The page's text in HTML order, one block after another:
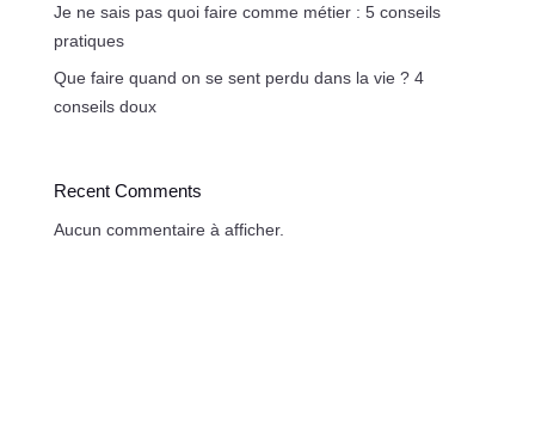
Je ne sais pas quoi faire comme métier : 5 conseils
pratiques
Que faire quand on se sent perdu dans la vie ? 4
conseils doux
Recent Comments
Aucun commentaire à afficher.